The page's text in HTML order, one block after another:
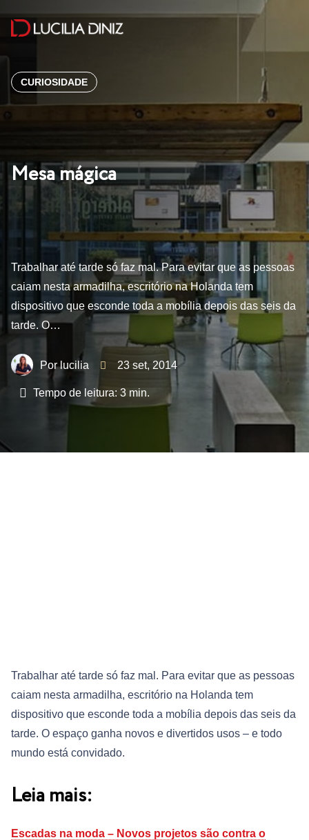
CURIOSIDADE
Mesa mágica
Trabalhar até tarde só faz mal. Para evitar que as pessoas
caiam nesta armadilha, escritório na Holanda tem
dispositivo que esconde toda a mobília depois das seis da
tarde. O…
lucilia 23 set, 2014
Tempo de leitura: 3 min.
Trabalhar até tarde só faz mal. Para evitar que as pessoas
caiam nesta armadilha, escritório na Holanda tem
dispositivo que esconde toda a mobília depois das seis da
tarde. O espaço ganha novos e divertidos usos – e todo
mundo está convidado.
Leia mais:
Escadas na moda – Novos projetos são contra o